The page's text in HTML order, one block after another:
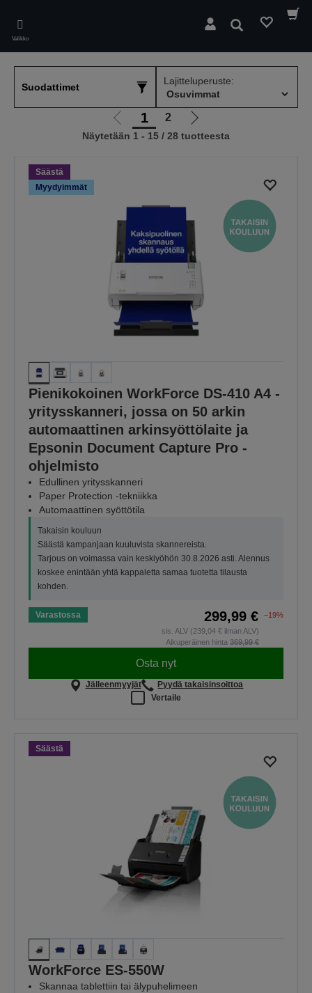
main
content
Valikko
Hae
Suodattimet
Lajitteluperuste:
Siirry
edelliselle
1 2
Siirry
seuraavalle
Näytetään 1 - 15 / 28 tuotteesta
Säästä
Myydyimmät
Pienikokoinen WorkForce DS-410 A4 -
yritysskanneri, jossa on 50 arkin
automaattinen arkinsyöttölaite ja
Epsonin Document Capture Pro -
ohjelmisto
Edullinen yritysskanneri
Paper Protection -tekniikka
Automaattinen syöttötila
Takaisin kouluun
Säästä kampanjaan kuuluvista skannereista.
Tarjous on voimassa vain keskiyöhön 30.8.2026 asti. Alennus
koskee enintään yhtä kappaletta samaa tuotetta tilausta
kohden.
Varastossa 299,99 €
−19%
sis. ALV (239,04 € ilman ALV)
Alkuperäinen hinta 369,99 €
Osta nyt
Jälleenmyyjät
Pyydä takaisinsoittoa
Vertaile
Säästä
WorkForce ES-550W
Skannaa tablettiin tai älypuhelimeen